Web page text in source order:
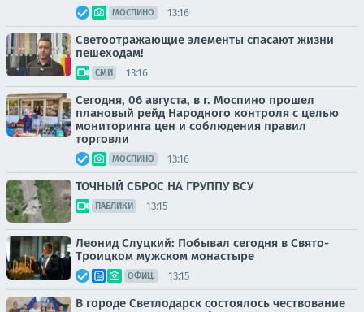
МОСПИНО 13:16
Светоотражающие элементы спасают жизни
пешеходам!
СМИ 13:16
Сегодня, 06 августа, в г. Моспино прошел
плановый рейд Народного контроля с целью
мониторинга цен и соблюдения правил
торговли
МОСПИНО 13:16
ТОЧНЫЙ СБРОС НА ГРУППУ ВСУ
ПАБЛИКИ 13:15
Леонид Слуцкий: Побывал сегодня в Свято-
Троицком мужском монастыре
ОФИЦ. 13:15
В городе Светлодарск состоялось чествование